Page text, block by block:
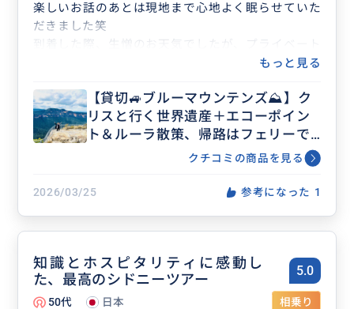
楽しいお話のあとは現地まで心地よく眠らせていた
だきました笑
到着した際、生憎のお天気でしたが、プライベート
ツアーならでは天気が回復するまで別の所に案内し
な1日になりました！
全てにおいて、至れり尽くせりで本当にプライベー
トツアーでお願いしてよかったと思いました^_^
またシドニーに行く機会があれば是非お願いしたい
もっと見る
【貸切🚙ブルーマウンテンズ⛰️】ク
リスと行く世界遺産＋エコーポイン
ト＆ルーラ散策、帰路はフェリーで
シドニー中心地までクチコミの商品を見る
2026/03/25 参考になった 1
知識とホスピタリティに感動し
た、最高のシドニーツアー
5.0
50代 日本
相乗り